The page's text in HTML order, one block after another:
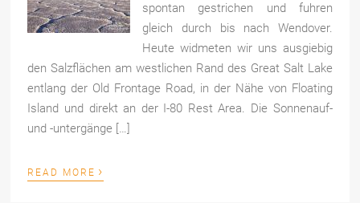
spontan gestrichen und fuhren
gleich durch bis nach Wendover.
Heute widmeten wir uns ausgiebig
den Salzflächen am westlichen Rand des Great Salt Lake
entlang der Old Frontage Road, in der Nähe von Floating
Island und direkt an der I-80 Rest Area. Die Sonnenauf-
und -untergänge […]
READ MORE ›